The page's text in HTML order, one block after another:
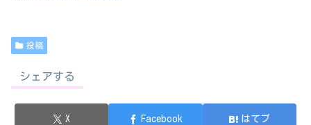
投稿
シェアする
X Facebook はてブ